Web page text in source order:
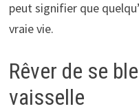
peut signifier que
vraie vie.
Rêver de se
vaisselle